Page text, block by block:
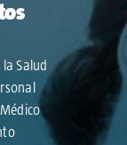
Salud